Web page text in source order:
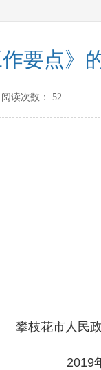
要点》
次数： 52
枝花市人民政
2019年